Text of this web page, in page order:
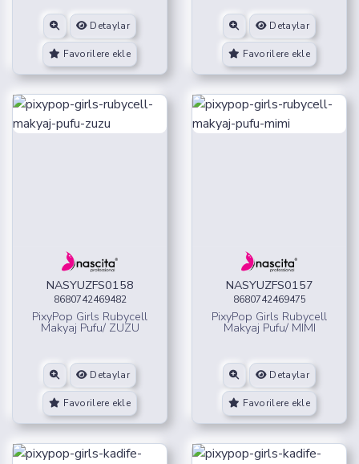
Detaylar
Favorilere ekle
Detaylar
Favorilere ekle
NASYUZFS0158
8680742469482
PixyPop Girls Rubycell
Makyaj Pufu/ ZUZU
Detaylar
Favorilere ekle
NASYUZFS0157
8680742469475
PixyPop Girls Rubycell
Makyaj Pufu/ MIMI
Detaylar
Favorilere ekle